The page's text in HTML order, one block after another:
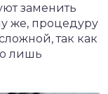
заменить
же, процедуру
так как
лишь